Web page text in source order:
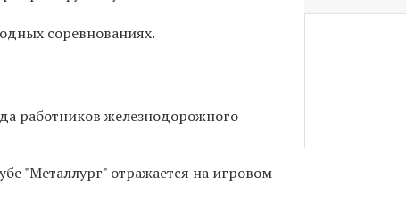
соревнованиях.
работников железнодорожного
"Металлург" отражается на игровом